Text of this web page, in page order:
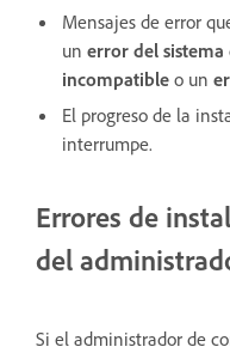
Mensajes de error
un error del sistema
incompatible o un
El progreso de la
interrumpe.
Errores de
del
Si el administrador de